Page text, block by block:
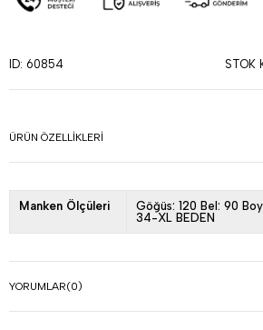
ID: 60854 STOK
ÜRÜN ÖZELLIKLERI
Manken Ölçüleri
Göğüs: 120 Bel: 90
34-XL BEDEN
YORUMLAR(0)